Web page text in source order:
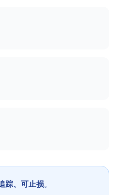
踪、可止损。